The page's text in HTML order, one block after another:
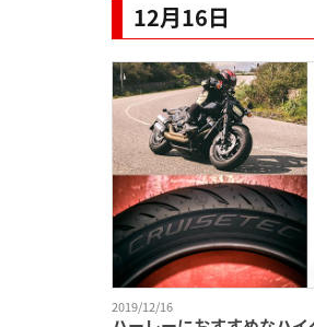
12月16日
2019/12/16